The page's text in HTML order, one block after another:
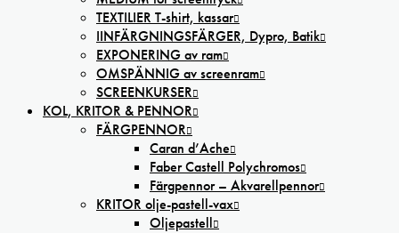
TEXTILIER T-shirt, kassar
IINFÄRGNINGSFÄRGER, Dypro, Batik
EXPONERING av ram
OMSPÄNNIG av screenram
SCREENKURSER
KOL, KRITOR & PENNOR
FÄRGPENNOR
Caran d’Ache
Faber Castell Polychromos
Färgpennor – Akvarellpennor
KRITOR olje-pastell-vax
Oljepastell